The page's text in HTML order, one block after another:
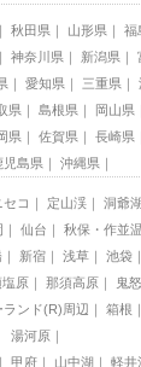
秋田県 山形県 福
神奈川県 新潟県
愛知県 三重県
県 島根県 岡山県
県 佐賀県 長崎県
児島県 沖縄県
セコ 定山渓 洞爺湖
仙台 秋保・作並
新宿 浅草 池袋
原 那須高原 鬼
ンド(R)周辺 箱根
湯河原
甲府 山中湖 軽井